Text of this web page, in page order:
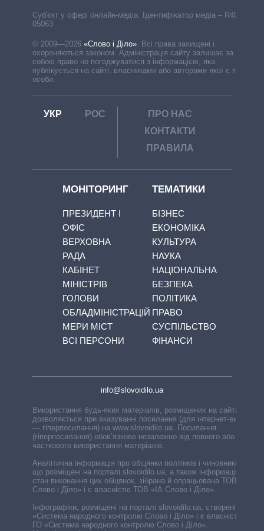
Cуб'єкт у сфері онлайн-медіа. Ідентифікатор медіа – R40-
05063
© 2009—2026 «Слово і Діло»
Всі права захищені і
охороняються законом. Адміністрація сайту залишає за
собою право не погоджуватися з інформацією, яка
публікується на сайті, власниками або авторами якої є треті
особи.
УКР РОС
ПРО НАС
КОНТАКТИ
ПРАВИЛА
МОНІТОРИНГ
ПРЕЗИДЕНТ І
ОФІС
ВЕРХОВНА
РАДА
КАБІНЕТ
МІНІСТРІВ
ГОЛОВИ
ОБЛАДМІНІСТРАЦІЙ
МЕРИ МІСТ
ВСІ ПЕРСОНИ
ТЕМАТИКИ
БІЗНЕС
ЕКОНОМІКА
КУЛЬТУРА
НАУКА
НАЦІОНАЛЬНА
БЕЗПЕКА
ПОЛІТИКА
ПРАВО
СУСПІЛЬСТВО
ФІНАНСИ
info@slovoidilo.ua
Використання будь-яких матеріалів, розміщених на сайті,
дозволяється при вказуванні посилання (для інтернет-видань
— гіперпосилання) на www.slovoidilo.ua. Посилання
(гіперпосилання) обов’язкове незалежно від повного або
часткового використання матеріалів.
Аналітична інформація про обіцянки політиків і чиновників,
що розміщені на порталі slovoidilo.ua, а також інформація про
стан виконання цих обіцянок, зібрана й опрацьована ТОВ «ІА
Слово і Діло» і є власністю ТОВ «ІА Слово і Діло».
Інфографіки, розміщені на порталі slovoidilo.ua, створені ГО
«Система народного контролю Слово і Діло» і є власністю
ГО «Система народного контролю Слово і Діло».